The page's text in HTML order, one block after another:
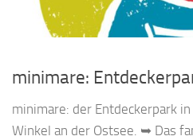
minimare:
minimare: der Entdeckerpark
Winkel an der Ostsee. ➥ Das